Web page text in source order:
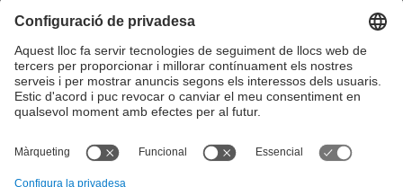
Formulari de contacte
Llista Xarxes Socials